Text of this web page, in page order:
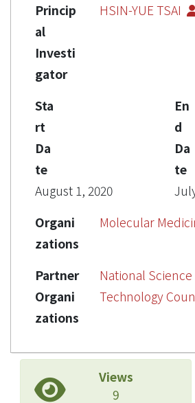
Princip
al
Investi
gator
HSIN-YUE TSAI
Sta
rt
Da
te
August 1, 2020
En
d
Da
te
Organi
zations
Molecular
Partner
Organi
zations
National Science
Technology
Views
9